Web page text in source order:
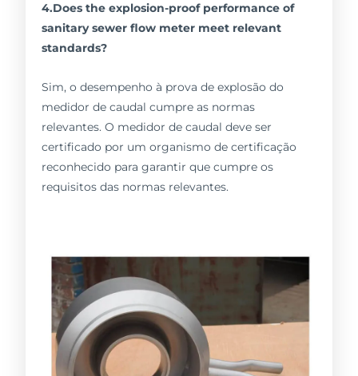
4.Does the explosion-proof performance of
sanitary sewer flow meter meet relevant
standards?
Sim, o desempenho à prova de explosão do
medidor de caudal cumpre as normas
relevantes. O medidor de caudal deve ser
certificado por um organismo de certificação
reconhecido para garantir que cumpre os
requisitos das normas relevantes.